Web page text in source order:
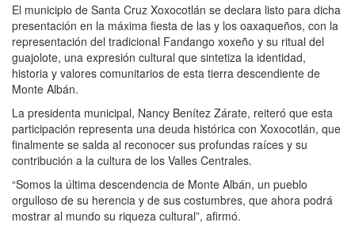
El municipio de Santa Cruz Xoxocotlán se declara listo para dicha
presentación en la máxima fiesta de las y los oaxaqueños, con la
representación del tradicional Fandango xoxeño y su ritual del
guajolote, una expresión cultural que sintetiza la identidad,
historia y valores comunitarios de esta tierra descendiente de
Monte Albán.
La presidenta municipal, Nancy Benítez Zárate, reiteró que esta
participación representa una deuda histórica con Xoxocotlán, que
finalmente se salda al reconocer sus profundas raíces y su
contribución a la cultura de los Valles Centrales.
“Somos la última descendencia de Monte Albán, un pueblo
orgulloso de su herencia y de sus costumbres, que ahora podrá
mostrar al mundo su riqueza cultural”, afirmó.